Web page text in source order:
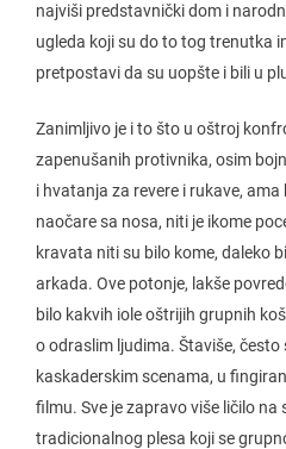
najviši predstavnički dom i
ugleda koji su do to tog trenutka
pretpostavi da su uopšte i bili u
Zanimljivo je i to što u oštroj
zapenušanih protivnika, osim
i hvatanja za revere i rukave,
naočare sa nosa, niti je ikome
kravata niti su bilo kome, daleko
arkada. Ove potonje, lakše
bilo kakvih iole oštrijih grupnih
o odraslim ljudima. Štaviše, često
kaskaderskim scenama, u
filmu. Sve je zapravo više ličilo na
tradicionalnog plesa koji se